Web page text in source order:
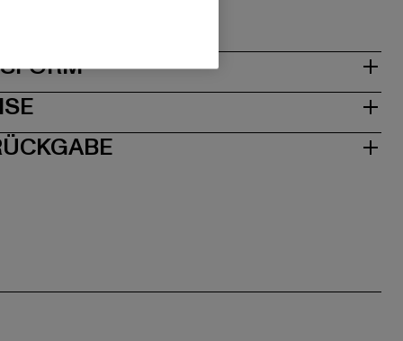
PASSFORM